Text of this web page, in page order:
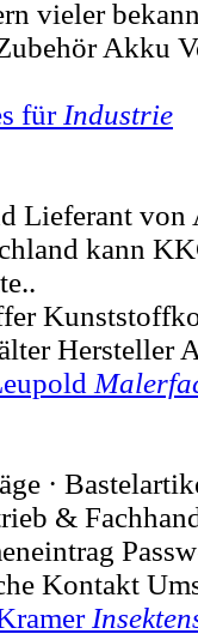
vieler
Akku
für Industrie
Lieferant
kann
Hersteller
·
&
Kontakt